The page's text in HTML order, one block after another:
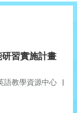
習實施計畫
語教學資源中心 |